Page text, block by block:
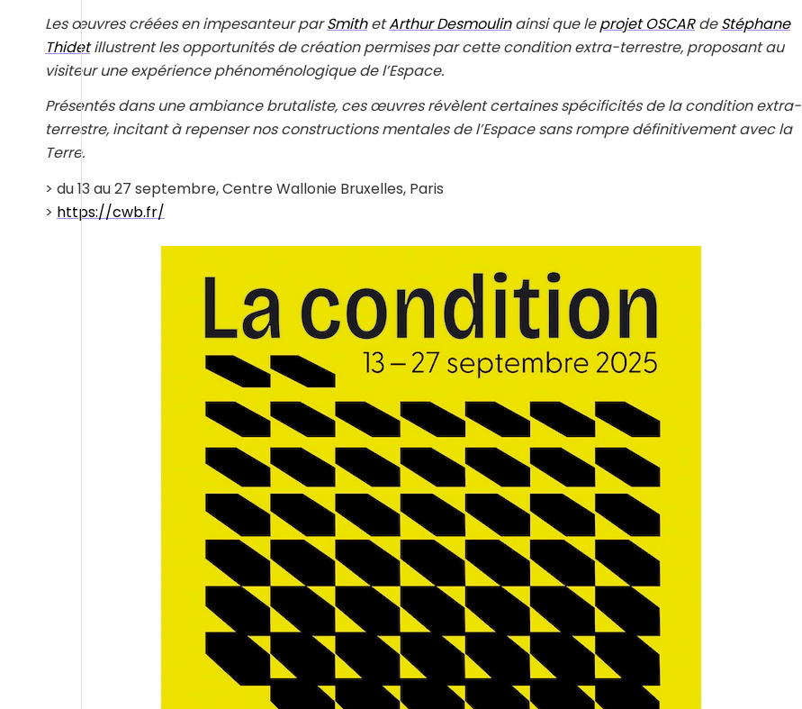
Les œuvres créées en impesanteur parSmithetArthur Desmoulinainsi que leprojet OSCARdeStéphane
Thidetillustrent les opportunités de création permises par cette condition extra-terrestre, proposant au
visiteur une expérience phénoménologique de l’Espace.
Présentés dans une ambiance brutaliste, ces œuvres révèlent certaines spécificités de la condition extra-
terrestre, incitant à repenser nos constructions mentales de l’Espace sans rompre définitivement avec la
Terre.
> du 13 au 27 septembre, Centre Wallonie Bruxelles, Paris
> https://cwb.fr/